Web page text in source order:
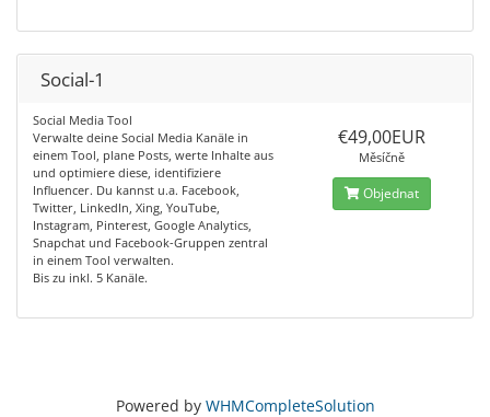
Social-1
Social Media Tool
Verwalte deine Social Media Kanäle in
einem Tool, plane Posts, werte Inhalte aus
und optimiere diese, identifiziere
Influencer. Du kannst u.a. Facebook,
Twitter, LinkedIn, Xing, YouTube,
Instagram, Pinterest, Google Analytics,
Snapchat und Facebook-Gruppen zentral
in einem Tool verwalten.
Bis zu inkl. 5 Kanäle.
€49,00EUR
Měsíčně
Objednat
Powered by WHMCompleteSolution